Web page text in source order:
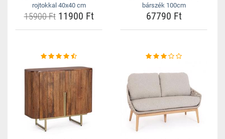
rojtokkal 40x40 cm
15900 Ft11900 Ft
bárszék 100cm
67790 Ft